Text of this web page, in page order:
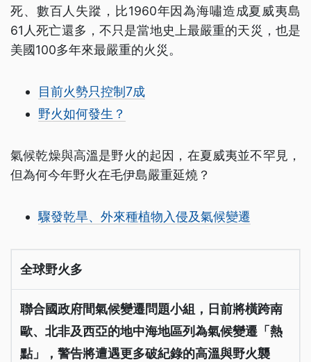
死、數百人失蹤，比1960年因為海嘯造成夏威夷島
61人死亡還多，不只是當地史上最嚴重的天災，也是
美國100多年來最嚴重的火災。
目前火勢只控制7成
野火如何發生？
氣候乾燥與高溫是野火的起因，在夏威夷並不罕見，
但為何今年野火在毛伊島嚴重延燒？
驟發乾旱、外來種植物入侵及氣候變遷
全球野火多
聯合國政府間氣候變遷問題小組，日前將橫跨南
歐、北非及西亞的地中海地區列為氣候變遷「熱
點」，警告將遭遇更多破紀錄的高溫與野火襲